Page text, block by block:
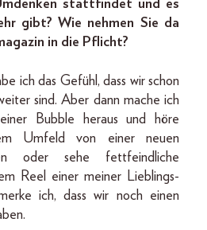
stattfindet und es
gibt? Wie nehmen Sie da
in die Pflicht?
ich das Gefühl, dass wir schon
sind. Aber dann mache ich
Bubble heraus und höre
Umfeld von einer neuen
oder sehe fettfeindliche
Reel einer meiner Lieblings-
ich, dass wir noch einen